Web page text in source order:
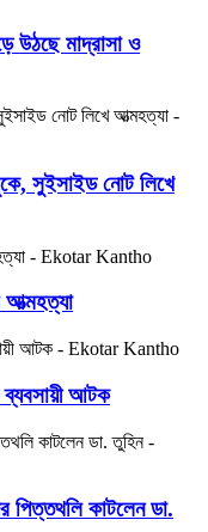
উঠছে মাদ্রাসা ও
সুইসাইড নোট লিখে
আত্মহত্যা
ব্যবসায়ী আটক
পিত্তথলি কাটলেন ডা.